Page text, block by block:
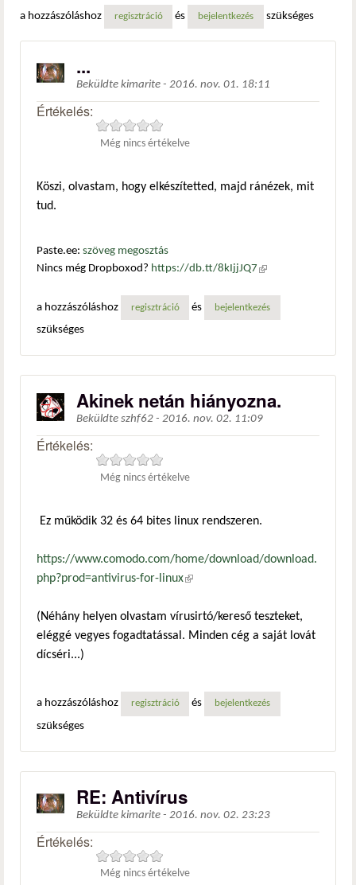
a hozzászóláshoz regisztráció és bejelentkezés szükséges
...
Beküldte kimarite - 2016. nov. 01. 18:11
Értékelés:
Még nincs értékelve
Köszi, olvastam, hogy elkészítetted, majd ránézek, mit
tud.
Paste.ee: szöveg megosztás
Nincs még Dropboxod? https://db.tt/8kIjjJQ7 (külső
a hozzászóláshoz
regisztráció és bejelentkezés
szükséges
Akinek netán hiányozna.
Beküldte szhf62 - 2016. nov. 02. 11:09
Értékelés:
Még nincs értékelve
Ez működik 32 és 64 bites linux rendszeren.
https://www.comodo.com/home/download/download.
php?prod=antivirus-for-linux(külső hivatkozás)
(Néhány helyen olvastam vírusirtó/kereső teszteket,
eléggé vegyes fogadtatással. Minden cég a saját lovát
dícséri...)
a hozzászóláshoz regisztráció és bejelentkezés
szükséges
RE: Antivírus
Beküldte kimarite - 2016. nov. 02. 23:23
Értékelés:
Még nincs értékelve